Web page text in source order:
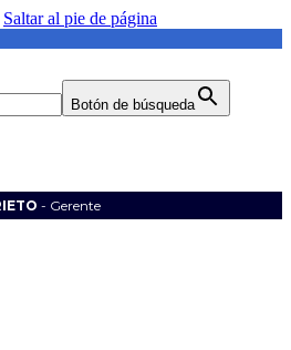
Saltar al pie de página
Botón de búsqueda
- Gerente